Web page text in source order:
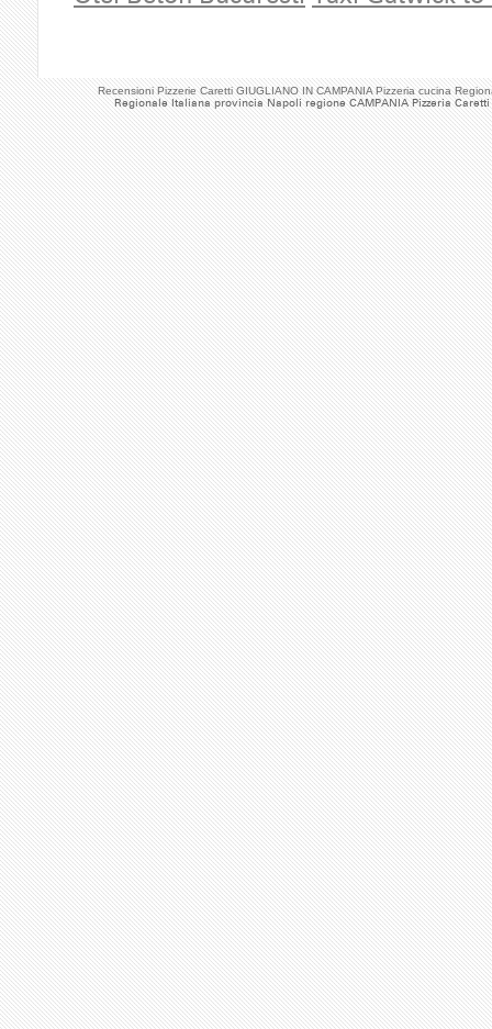
Recensioni Pizzerie Caretti GIUGLIANO IN CAMPANIA Pizzeria cucina
Regionale Italiana provincia Napoli regione CAMPANIA Pizzeria Caretti